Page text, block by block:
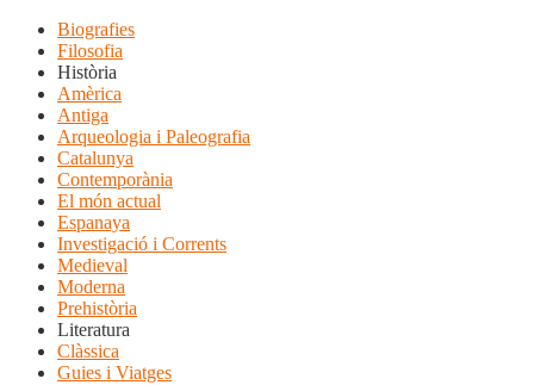
Biografies
Filosofia
Història
Amèrica
Antiga
Arqueologia i Paleografia
Catalunya
Contemporània
El món actual
Espanaya
Investigació i Corrents
Medieval
Moderna
Prehistòria
Literatura
Clàssica
Guies i Viatges